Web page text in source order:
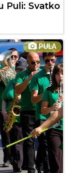
Puli: Svatko
PULA